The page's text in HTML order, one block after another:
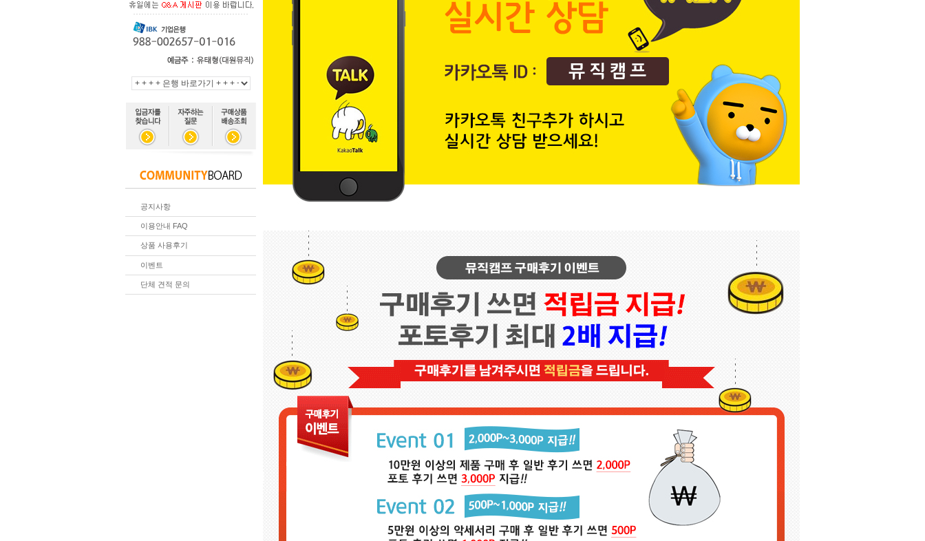
공지사항
이용안내 FAQ
상품 사용후기
이벤트
단체 견적 문의